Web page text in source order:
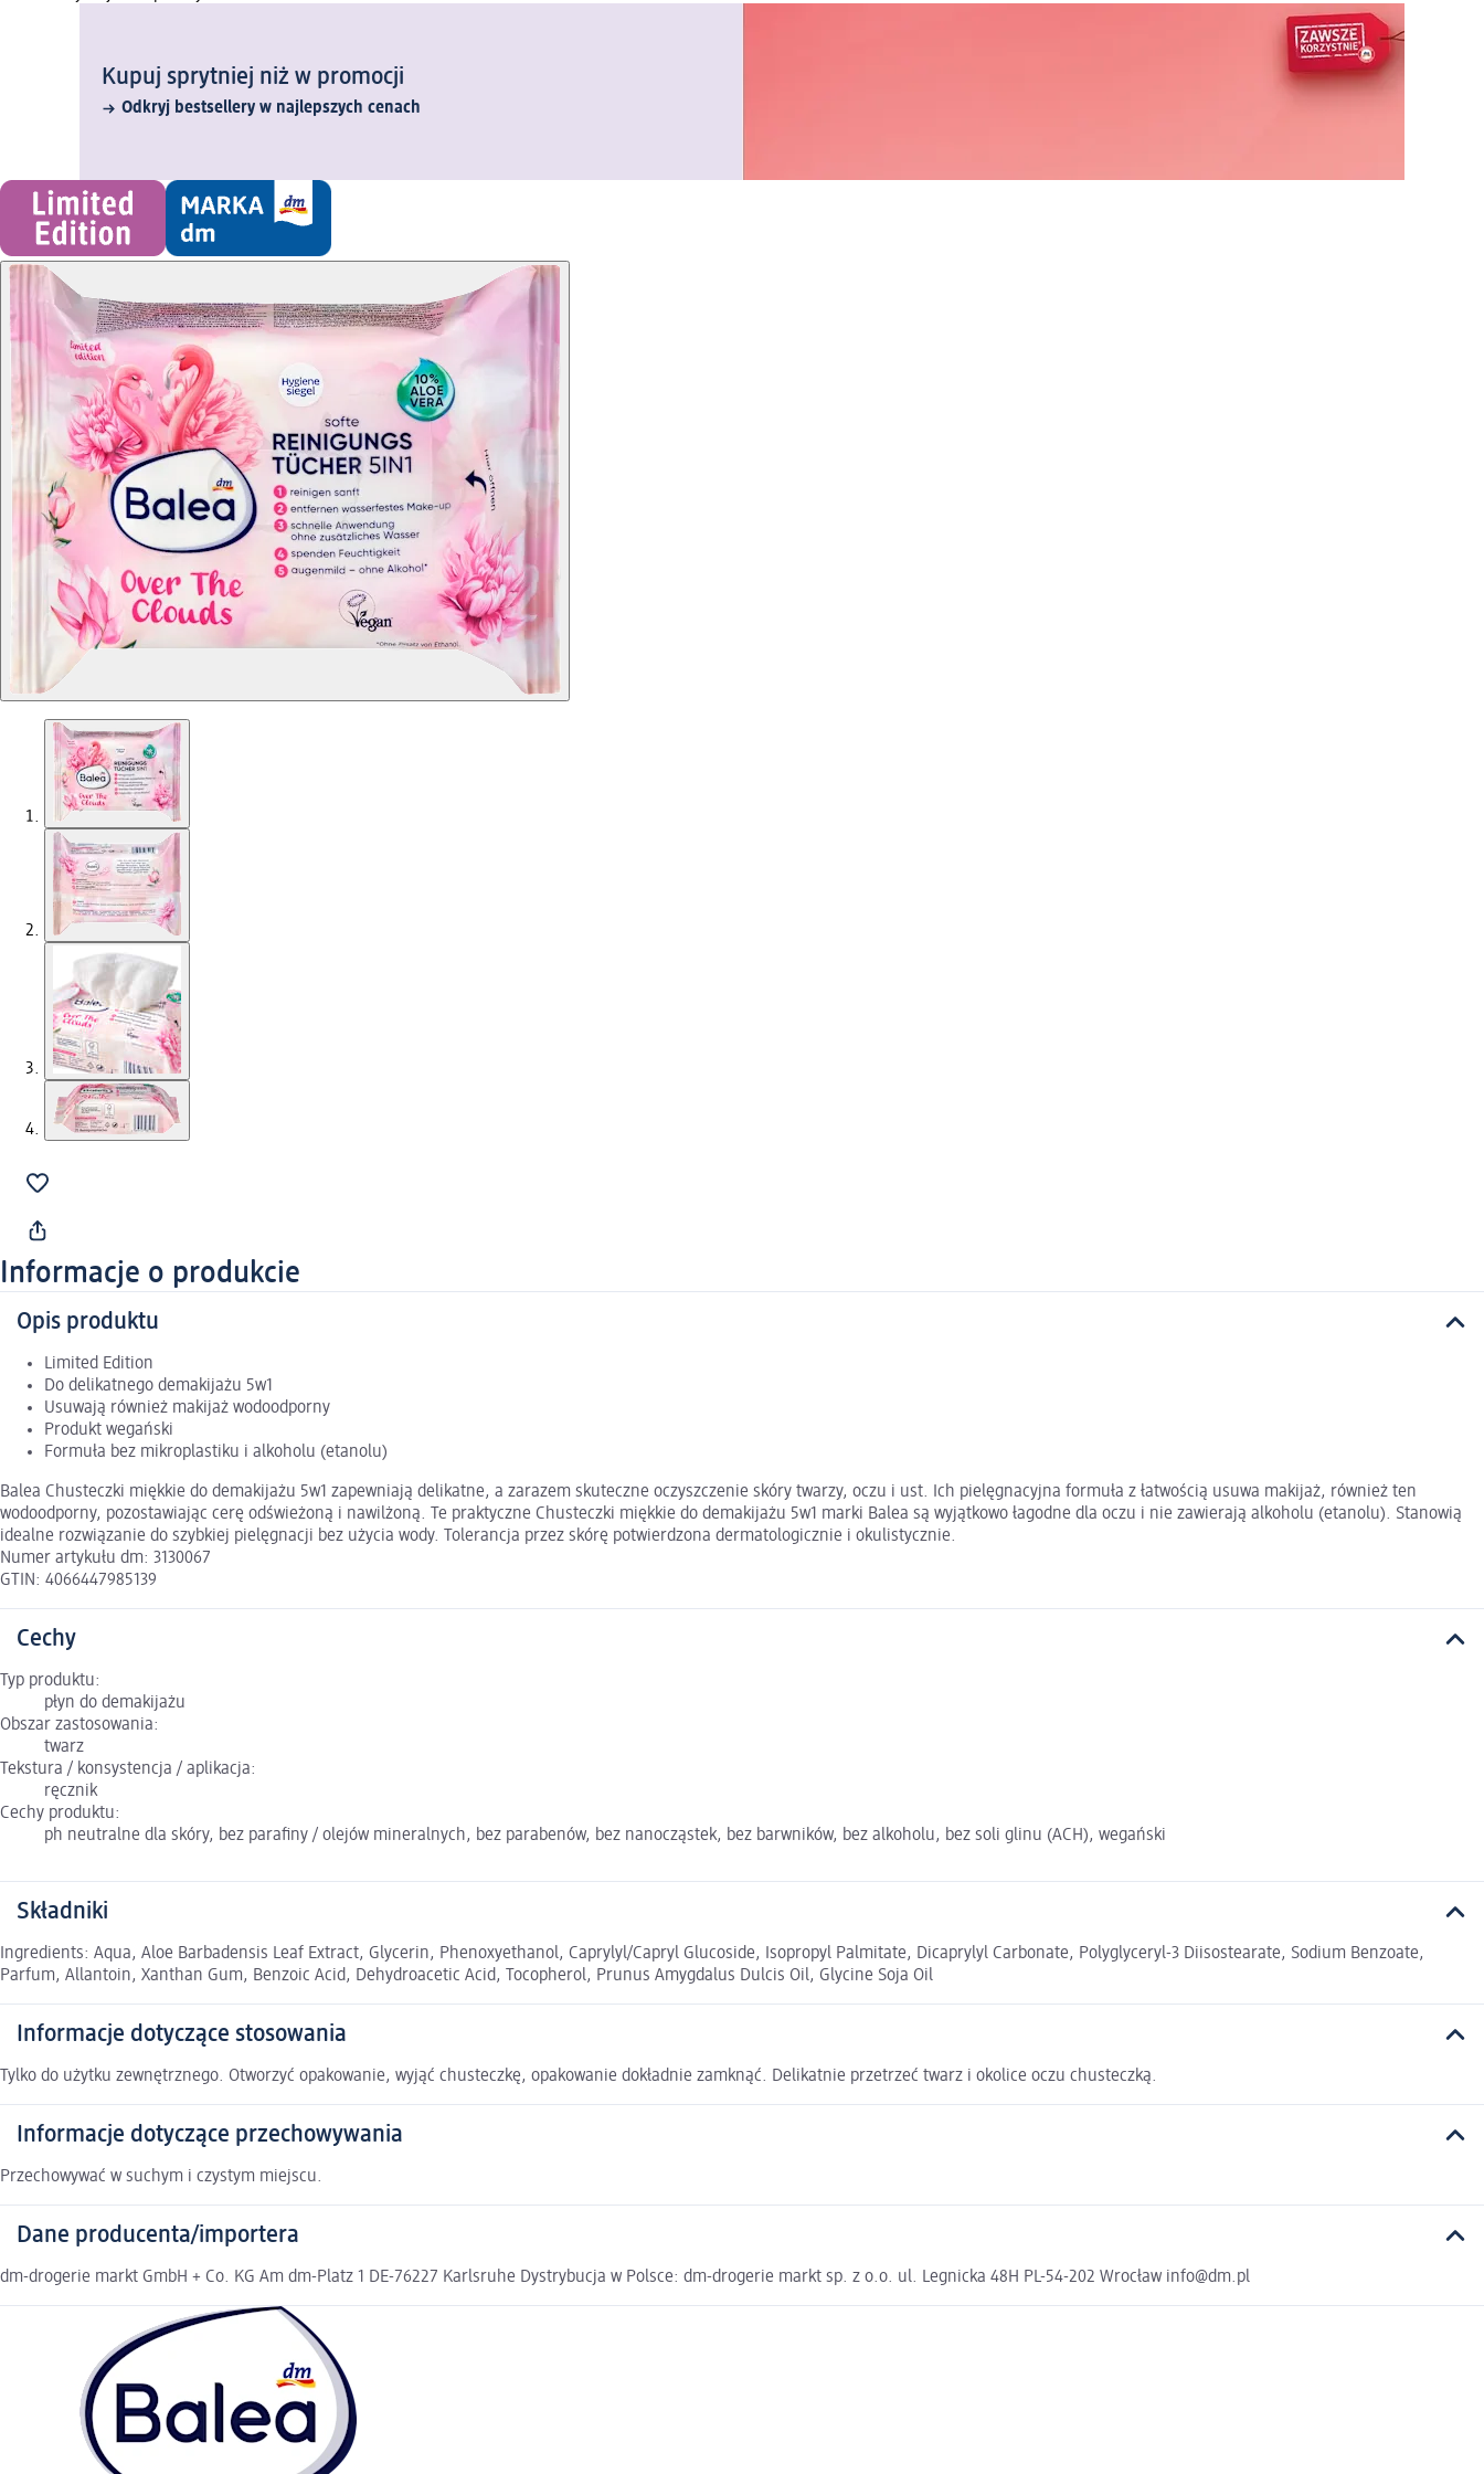
Kupuj sprytniej niż w promocji
Odkryj bestsellery w najlepszych cenach
Informacje o produkcie
Opis produktu
Limited Edition
Do delikatnego demakijażu 5w1
Usuwają również makijaż wodoodporny
Produkt wegański
Formuła bez mikroplastiku i alkoholu (etanolu)
Balea Chusteczki miękkie do demakijażu 5w1 zapewniają delikatne, a zarazem skuteczne oczyszczenie skóry twarzy, oczu i ust. Ich pielęgnacyjna formuła z łatwością usuwa makijaż, również ten
wodoodporny, pozostawiając cerę odświeżoną i nawilżoną. Te praktyczne Chusteczki miękkie do demakijażu 5w1 marki Balea są wyjątkowo łagodne dla oczu i nie zawierają alkoholu (etanolu). Stanowią
idealne rozwiązanie do szybkiej pielęgnacji bez użycia wody. Tolerancja przez skórę potwierdzona dermatologicznie i okulistycznie.
Numer artykułu dm: 3130067
GTIN: 4066447985139
Cechy
Typ produktu:
płyn do demakijażu
Obszar zastosowania:
twarz
Tekstura / konsystencja / aplikacja:
ręcznik
Cechy produktu:
ph neutralne dla skóry, bez parafiny / olejów mineralnych, bez parabenów, bez nanocząstek, bez barwników, bez alkoholu, bez soli glinu (ACH), wegański
Składniki
Ingredients: Aqua, Aloe Barbadensis Leaf Extract, Glycerin, Phenoxyethanol, Caprylyl/Capryl Glucoside, Isopropyl Palmitate, Dicaprylyl Carbonate, Polyglyceryl-3 Diisostearate, Sodium Benzoate,
Parfum, Allantoin, Xanthan Gum, Benzoic Acid, Dehydroacetic Acid, Tocopherol, Prunus Amygdalus Dulcis Oil, Glycine Soja Oil
Informacje dotyczące stosowania
Tylko do użytku zewnętrznego. Otworzyć opakowanie, wyjąć chusteczkę, opakowanie dokładnie zamknąć. Delikatnie przetrzeć twarz i okolice oczu chusteczką.
Informacje dotyczące przechowywania
Przechowywać w suchym i czystym miejscu.
Dane producenta/importera
dm-drogerie markt GmbH + Co. KG Am dm-Platz 1 DE-76227 Karlsruhe Dystrybucja w Polsce: dm-drogerie markt sp. z o.o. ul. Legnicka 48H PL-54-202 Wrocław info@dm.pl